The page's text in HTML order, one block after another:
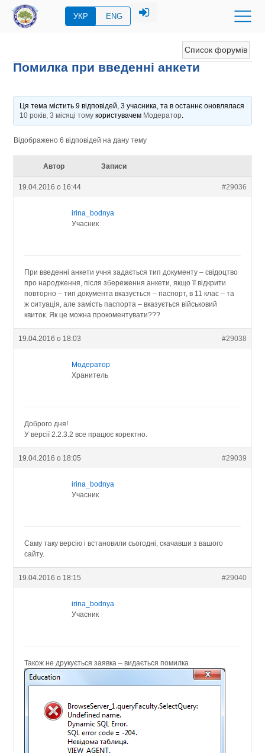
УКР ENG
Список форумів
Помилка при введенні анкети
Ця тема містить 9 відповідей, 3 учасника, та в останнє оновлялася
10 років, 3 місяці томукористувачем Модератор.
Відображено 6 відповідей на дану тему
Автор Записи
19.04.2016 о 16:44 #29036
irina_bodnya
Учасник
При введенні анкети учня задається тип документу – свідоцтво
про народження, після збереження анкети, якщо її відкрити
повторно – тип документа вказується – паспорт, в 11 клас – та
ж ситуація, але замість паспорта – вказується військовий
квиток. Як це можна прокоментувати???
19.04.2016 о 18:03 #29038
Модератор
Хранитель
Доброго дня!
У версії 2.2.3.2 все працює коректно.
19.04.2016 о 18:05 #29039
irina_bodnya
Учасник
Саму таку версію і встановили сьогодні, скачавши з вашого
сайту.
19.04.2016 о 18:15 #29040
irina_bodnya
Учасник
Також не друкується заявка – видається помилка